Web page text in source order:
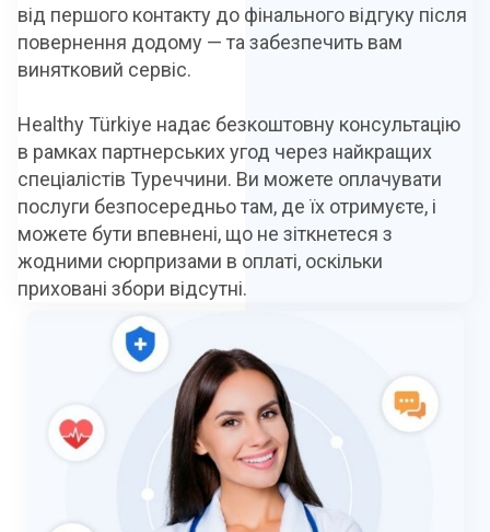
від першого контакту до фінального відгуку після
повернення додому — та забезпечить вам
винятковий сервіс.
Healthy Türkiye надає безкоштовну консультацію
в рамках партнерських угод через найкращих
спеціалістів Туреччини. Ви можете оплачувати
послуги безпосередньо там, де їх отримуєте, і
можете бути впевнені, що не зіткнетеся з
жодними сюрпризами в оплаті, оскільки
приховані збори відсутні.